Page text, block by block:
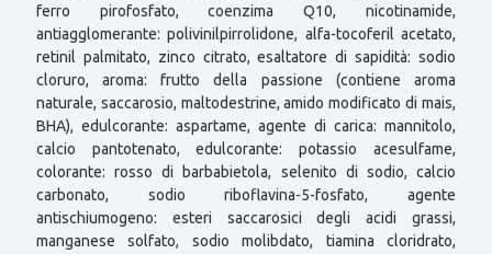
ferro pirofosfato, coenzima Q10, nicotinamide,
antiagglomerante: polivinilpirrolidone, alfa-tocoferil acetato,
retinil palmitato, zinco citrato, esaltatore di sapidità: sodio
cloruro, aroma: frutto della passione (contiene aroma
naturale, saccarosio, maltodestrine, amido modificato di mais,
BHA), edulcorante: aspartame, agente di carica: mannitolo,
calcio pantotenato, edulcorante: potassio acesulfame,
colorante: rosso di barbabietola, selenito di sodio, calcio
carbonato, sodio riboflavina-5-fosfato, agente
antischiumogeno: esteri saccarosici degli acidi grassi,
manganese solfato, sodio molibdato, tiamina cloridrato,